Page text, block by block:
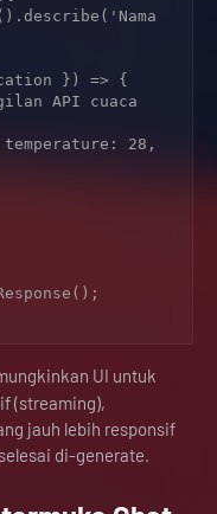
UI untuk
(streaming),
jauh lebih responsif
di-generate.